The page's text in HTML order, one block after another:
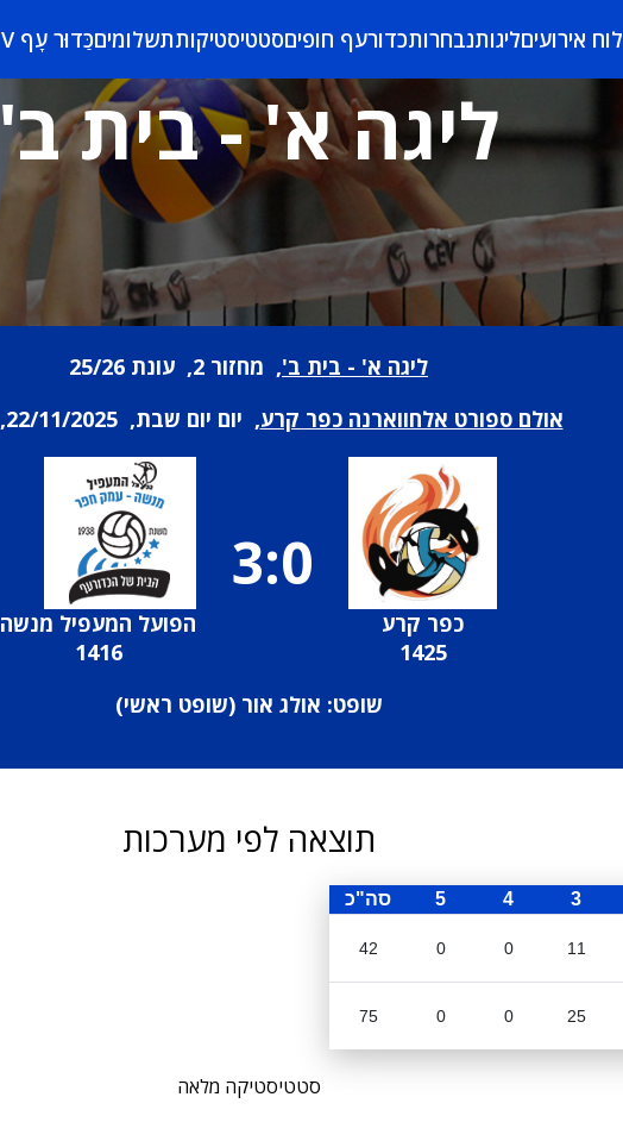
לוח אירועיםליגותנבחרותכדורעף חופיםסטטיסטיקותתשלומיםכַּדוּר עָף TV
ליגה א' - בית ב'
ליגה א' - בית ב', מחזור 2, עונת 25/26
אולם ספורט אלחווארנה כפר קרע, יום יום שבת, 22/11/2025, 21:00
כפר קרע
1425
3:0
הפועל המעפיל מנשה
1416
שופט: אולג אור (שופט ראשי)
תוצאה לפי מערכות
3
4
5 סה"כ
11
0
0
42
25
0
0
75
סטטיסטיקה מלאה